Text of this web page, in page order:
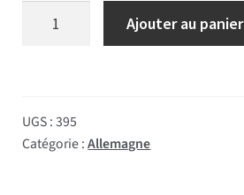
quantité de Drapeau de Prestige
Ajouter au panier
UGS :395
Catégorie :Allemagne